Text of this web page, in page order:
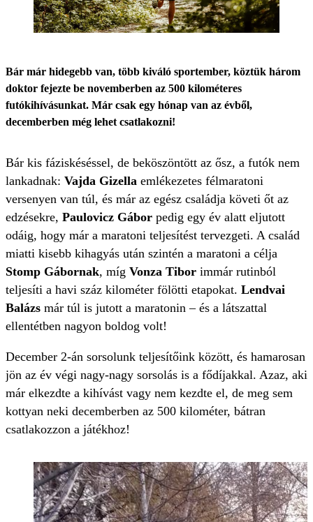
Bár már hidegebb van, több kiváló sportember, köztük három
doktor fejezte be novemberben az 500 kilométeres
futókihívásunkat. Már csak egy hónap van az évből,
decemberben még lehet csatlakozni!
Bár kis fáziskéséssel, de beköszöntött az ősz, a futók nem
lankadnak: Vajda Gizella emlékezetes félmaratoni
versenyen van túl, és már az egész családja követi őt az
edzésekre, Paulovicz Gábor pedig egy év alatt eljutott
odáig, hogy már a maratoni teljesítést tervezgeti. A család
miatti kisebb kihagyás után szintén a maratoni a célja
Stomp Gábornak, míg Vonza Tibor immár rutinból
teljesíti a havi száz kilométer fölötti etapokat. Lendvai
Balázs már túl is jutott a maratonin – és a látszattal
ellentétben nagyon boldog volt!
December 2-án sorsolunk teljesítőink között, és hamarosan
jön az év végi nagy-nagy sorsolás is a fődíjakkal. Azaz, aki
már elkezdte a kihívást vagy nem kezdte el, de meg sem
kottyan neki decemberben az 500 kilométer, bátran
csatlakozzon a játékhoz!